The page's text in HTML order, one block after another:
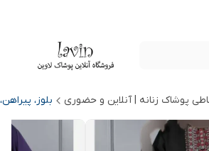
پوشاک زنانه | آنلاین و حضوری بلوز،